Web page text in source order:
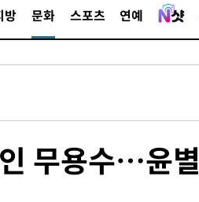
방 문화 스포츠 연예
무용수…윤별